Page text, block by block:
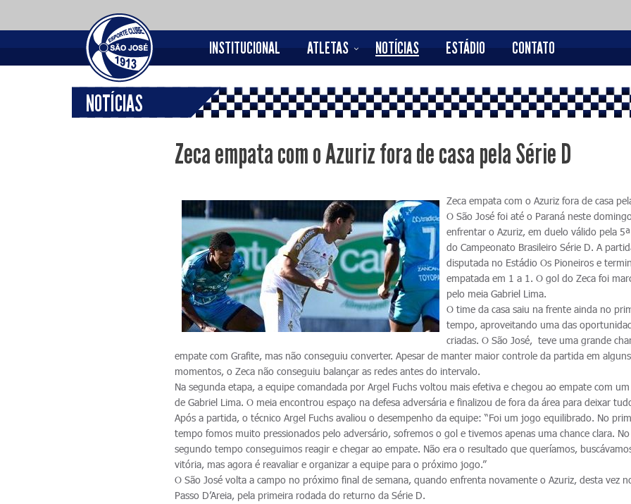
INSTITUCIONAL ATLETAS NOTÍCIAS ESTÁDIO CONTATO
NOTÍCIAS
Zeca empata com o Azuriz fora de casa pela Série D
Zeca empata com o Azuriz fora de casa
O São José foi até o Paraná neste
enfrentar o Azuriz, em duelo válido pela
do Campeonato Brasileiro Série D. A
disputada no Estádio Os Pioneiros e
empatada em 1 a 1. O gol do Zeca foi
pelo meia Gabriel Lima.
O time da casa saiu na frente ainda no
tempo, aproveitando uma das
criadas. O São José, teve uma grande
empate com Grafite, mas não conseguiu converter. Apesar de manter maior controle da partida em alguns
momentos, o Zeca não conseguiu balançar as redes antes do intervalo.
Na segunda etapa, a equipe comandada por Argel Fuchs voltou mais efetiva e chegou ao empate com
de Gabriel Lima. O meia encontrou espaço na defesa adversária e finalizou de fora da área para deixar
Após a partida, o técnico Argel Fuchs avaliou o desempenho da equipe: “Foi um jogo equilibrado. No
tempo fomos muito pressionados pelo adversário, sofremos o gol e tivemos apenas uma chance clara. No
segundo tempo conseguimos reagir e chegar ao empate. Não era o resultado que queríamos,
vitória, mas agora é reavaliar e organizar a equipe para o próximo jogo.”
O São José volta a campo no próximo final de semana, quando enfrenta novamente o Azuriz, desta vez
Passo D’Areia, pela primeira rodada do returno da Série D.